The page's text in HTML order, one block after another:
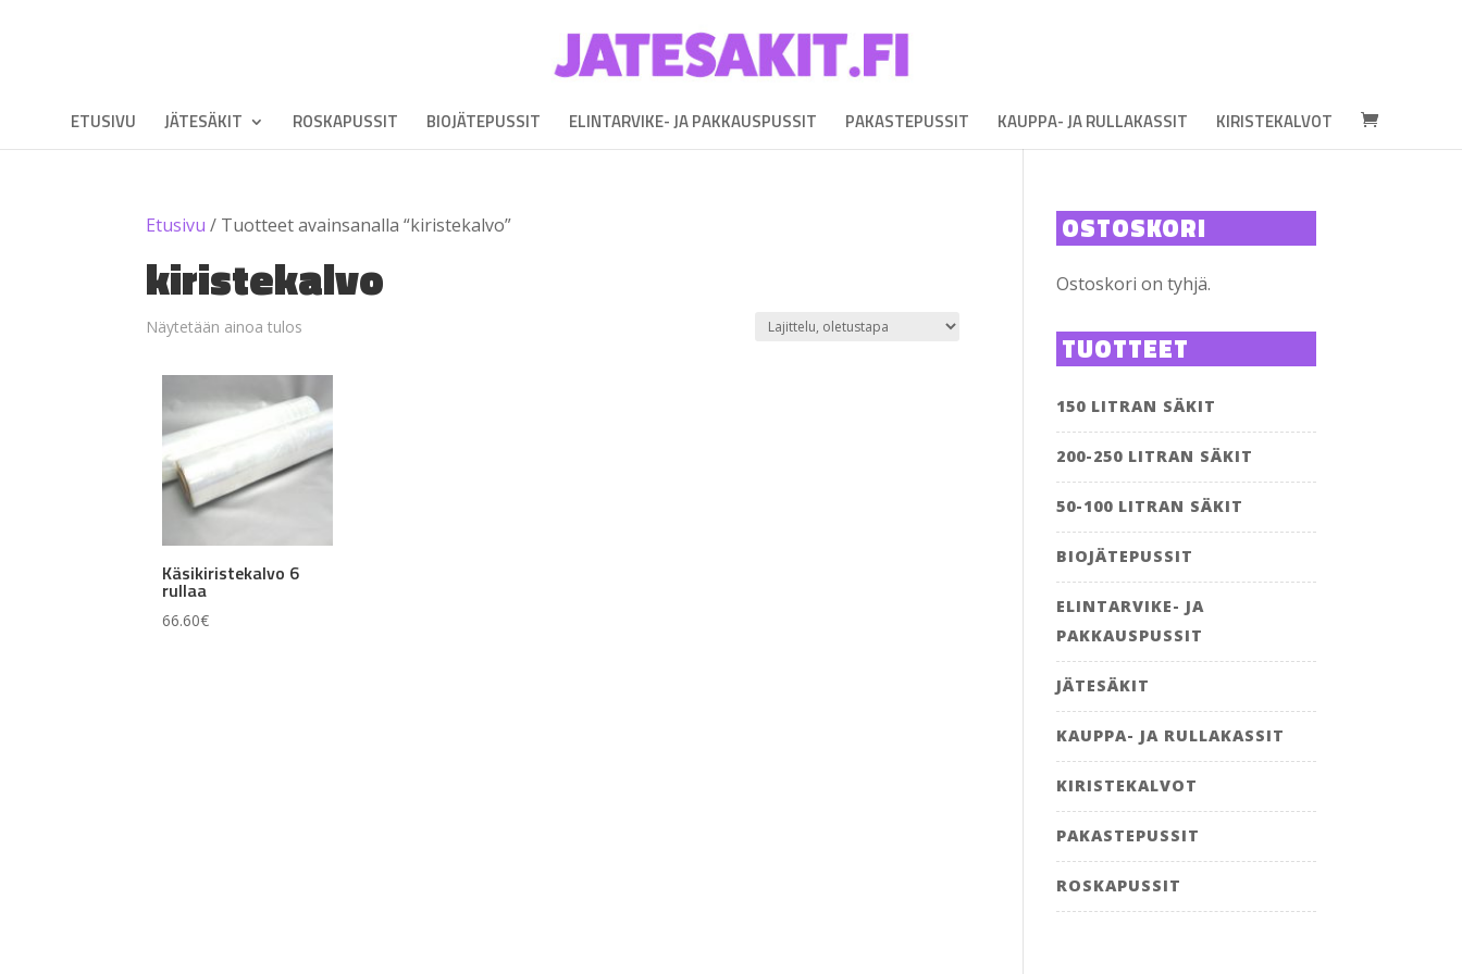
ETUSIVU JÄTESÄKIT ROSKAPUSSIT BIOJÄTEPUSSIT ELINTARVIKE- JA PAKKAUSPUSSIT PAKASTEPUSSIT KAUPPA- JA RULLAKASSIT KIRISTEKALVOT
Etusivu / Tuotteet avainsanalla “kiristekalvo”
kiristekalvo
Näytetään ainoa tulos
Käsikiristekalvo 6
rullaa
66.60€
OSTOSKORI
Ostoskori on tyhjä.
TUOTTEET
150 LITRAN SÄKIT
200-250 LITRAN SÄKIT
50-100 LITRAN SÄKIT
BIOJÄTEPUSSIT
ELINTARVIKE- JA
PAKKAUSPUSSIT
JÄTESÄKIT
KAUPPA- JA RULLAKASSIT
KIRISTEKALVOT
PAKASTEPUSSIT
ROSKAPUSSIT